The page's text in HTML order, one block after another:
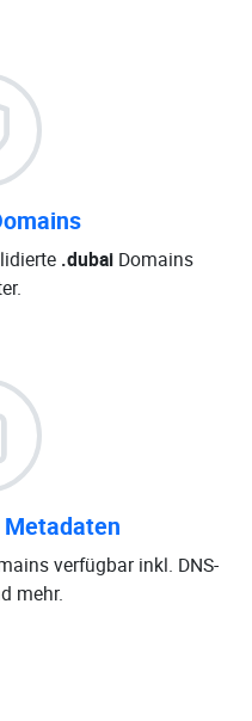
.dubai Domains
verfügbar inkl. DNS-
mehr.